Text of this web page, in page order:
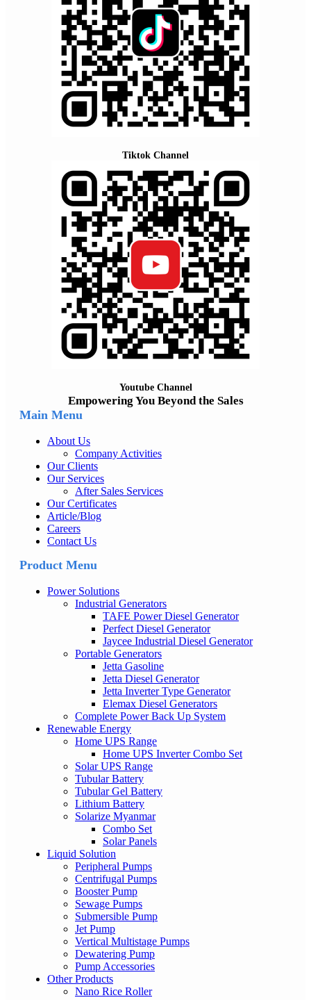
Tiktok Channel
Youtube Channel
Empowering You Beyond the Sales
Main Menu
About Us
Company Activities
Our Clients
Our Services
After Sales Services
Our Certificates
Article/Blog
Careers
Contact Us
Product Menu
Power Solutions
Industrial Generators
TAFE Power Diesel Generator
Perfect Diesel Generator
Jaycee Industrial Diesel Generator
Portable Generators
Jetta Gasoline
Jetta Diesel Generator
Jetta Inverter Type Generator
Elemax Diesel Generators
Complete Power Back Up System
Renewable Energy
Home UPS Range
Home UPS Inverter Combo Set
Solar UPS Range
Tubular Battery
Tubular Gel Battery
Lithium Battery
Solarize Myanmar
Combo Set
Solar Panels
Liquid Solution
Peripheral Pumps
Centrifugal Pumps
Booster Pump
Sewage Pumps
Submersible Pump
Jet Pump
Vertical Multistage Pumps
Dewatering Pump
Pump Accessories
Other Products
Nano Rice Roller